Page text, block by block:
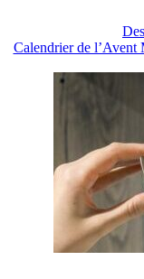
Calendrier de l’Avent